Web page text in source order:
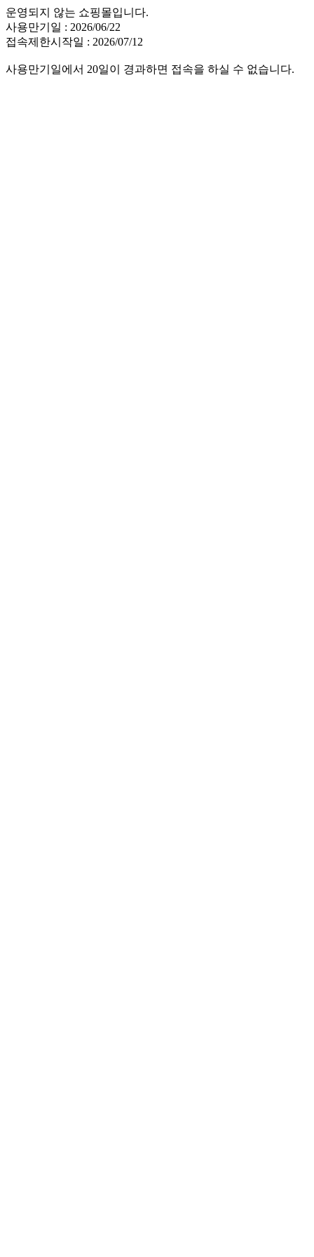
운영되지 않는 쇼핑몰입니다.
사용만기일 : 2026/06/22
접속제한시작일 : 2026/07/12
사용만기일에서 20일이 경과하면 접속을 하실 수 없습니다.